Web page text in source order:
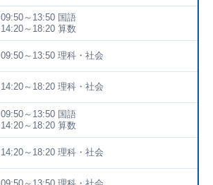
09:50～13:50 国語
14:20～18:20 算数
09:50～13:50 理科・社会
14:20～18:20 理科・社会
09:50～13:50 国語
14:20～18:20 算数
14:20～18:20 理科・社会